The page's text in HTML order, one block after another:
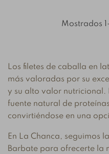
Mostrados
Los filetes de caballa en
más valoradas por su
y su alto valor nutricional.
fuente natural de
convirtiéndose en una
En La Chanca, seguimos
Barbate para ofrecerte la